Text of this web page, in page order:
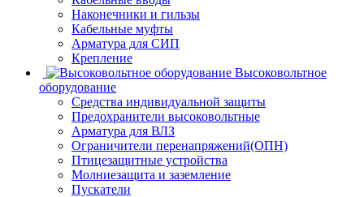
Наконечники и гильзы
Кабельные муфты
Арматура для СИП
Крепление
Высоковольтное
оборудование
Средства индивидуальной защиты
Предохранители высоковольтные
Арматура для ВЛЗ
Ограничители перенапряжений(ОПН)
Птицезащитные устройства
Молниезащита и заземление
Пускатели